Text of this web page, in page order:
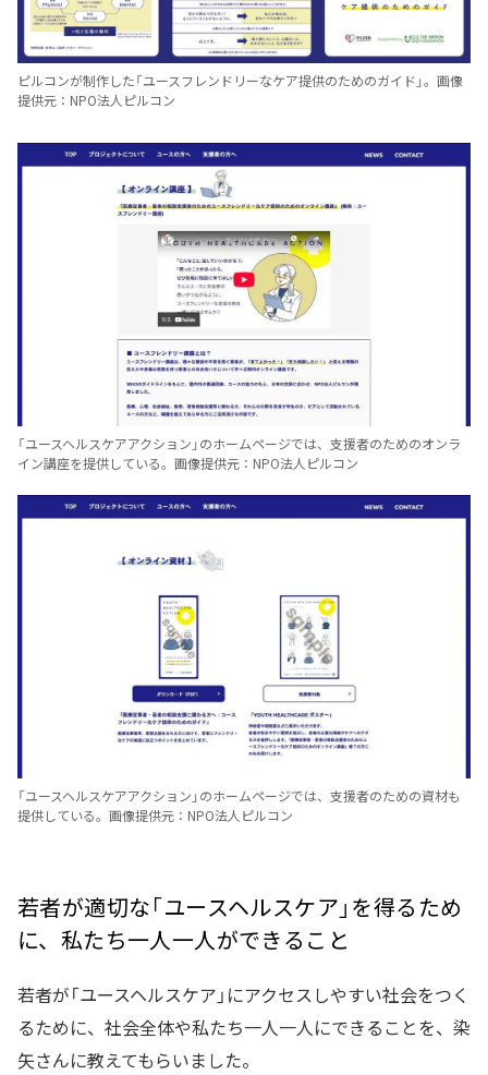
ピルコンが制作した「ユースフレンドリーなケア提供のためのガイド」。画像
提供元：NPO法人ピルコン
「ユースヘルスケアアクション」のホームページでは、支援者のためのオンラ
イン講座を提供している。画像提供元：NPO法人ピルコン
「ユースヘルスケアアクション」のホームページでは、支援者のための資材も
提供している。画像提供元：NPO法人ピルコン
若者が適切な「ユースヘルスケア」を得るため
に、私たち一人一人ができること
若者が「ユースヘルスケア」にアクセスしやすい社会をつく
るために、社会全体や私たち一人一人にできることを、染
矢さんに教えてもらいました。